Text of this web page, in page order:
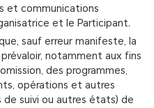
et communications
et le Participant.
sauf erreur manifeste, la
notamment aux fins
des programmes,
opérations et autres
suivi ou autres états) de